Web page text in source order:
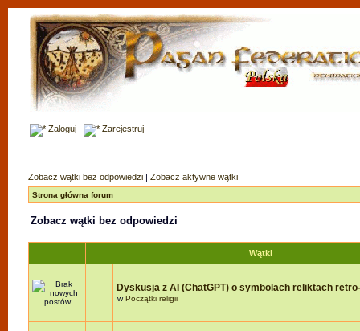
Zaloguj Zarejestruj
Zobacz wątki bez odpowiedzi | Zobacz aktywne wątki
Strona główna forum
Zobacz wątki bez odpowiedzi
Wątki
Dyskusja z AI (ChatGPT) o symbolach reliktach
wPoczątki religii